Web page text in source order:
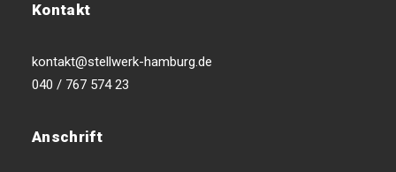
Kontakt
kontakt@stellwerk-hamburg.de
040 / 767 574 23
Anschrift